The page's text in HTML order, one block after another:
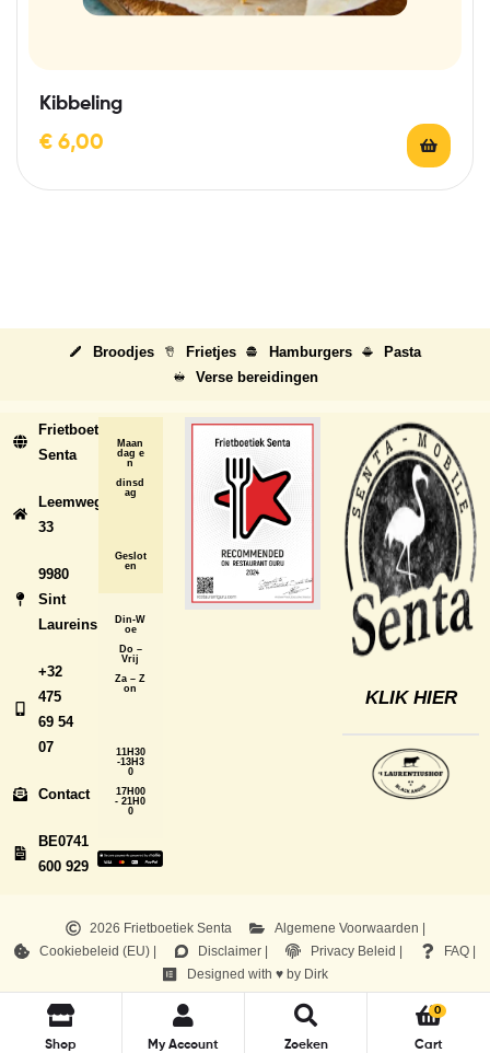
Kibbeling
€ 6,00
Broodjes Frietjes Hamburgers
Pasta
Verse bereidingen
Frietboetiek
Senta
Leemweg
33
9980
Sint
Laureins
+32
475
69 54
07
Contact
BE0741
600 929
Maan
dag e
n
dinsd
ag
Geslot
en
Din-W
oe
Do –
Vrij
Za – Z
on
11H30
-13H3
0
17H00
- 21H0
0
KLIK HIER
2026 Frietboetiek Senta
Algemene Voorwaarden |
Cookiebeleid (EU) |
Disclaimer | Privacy Beleid |
FAQ |
Designed with ♥ by Dirk
Shop My Account Zoeken
0
Cart